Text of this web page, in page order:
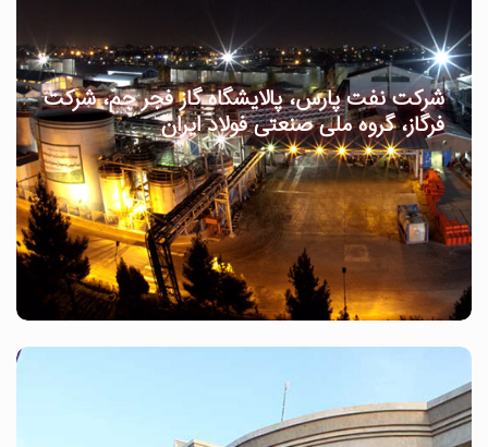
شرکت نفت پارس، پالایشگاه گاز فجر جم، شرکت
فرگاز، گروه ملی صنعتی فولاد ایران